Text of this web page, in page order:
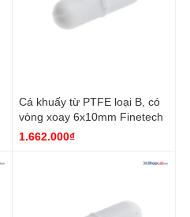
Cá khuấy từ PTFE loại B, có
vòng xoay 6x10mm Finetech
1.662.000₫